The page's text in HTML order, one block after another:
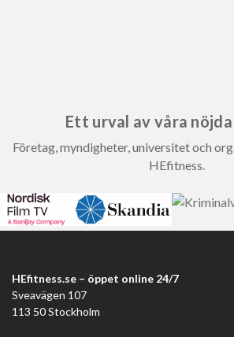
Ett urval av våra
Företag, myndigheter, universitet och
HEfitness.
HEfitness.se – öppet online 24/7
Sveavägen 107
113 50 Stockholm